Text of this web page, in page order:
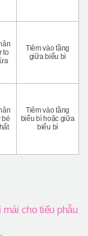
to
Tiêm vào tầng
giữa biểu bì
bé
Tiêm vào tầng
biểu bì hoặc giữa
biểu bì
mái cho tiểu phẫu